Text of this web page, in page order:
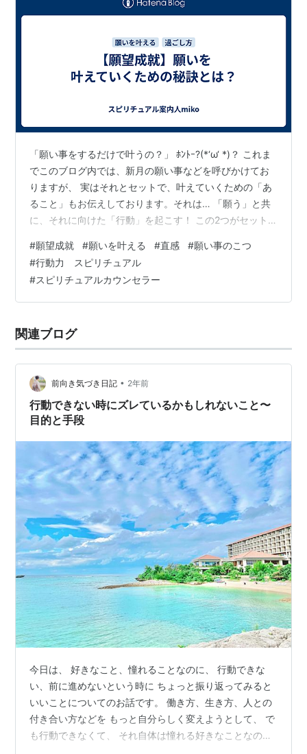
「願い事をするだけで叶うの？」 ﾎﾝﾄｰ?(*‘ω‘ *)？ これま
でこのブログ内では、新月の願い事などを呼びかけてお
りますが、 実はそれとセットで、叶えていくための「あ
ること」もお伝えしております。それは… 「願う」と共
に、それに向けた「行動」を起こす！ この2つがセット
こでいう「行動」とは、あれこれ考えて計画を綿密に立
てての行動というよりも、 その願い事に関する「その時
閃いたこと、やりたいと思ったことを行動に起こす」と
いうことが鍵になります。 また叶っていく道筋は、全く
です!（宇宙の采配っ…
#願望成就 #願いを叶える #直感 #願い事のこつ
#行動力 スピリチュアル
#スピリチュアルカウンセラー
関連ブログ
前向き気づき日記 • 2年前
行動できない時にズレているかもしれないこと〜
目的と手段
今日は、 好きなこと、憧れることなのに、 行動できな
い、前に進めないという時に ちょっと振り返ってみると
いいことについてのお話です。 働き方、生き方、人との
付き合い方などを もっと自分らしく変えようとして、 で
も行動できなくて、 それ自体は憧れる好きなことなの